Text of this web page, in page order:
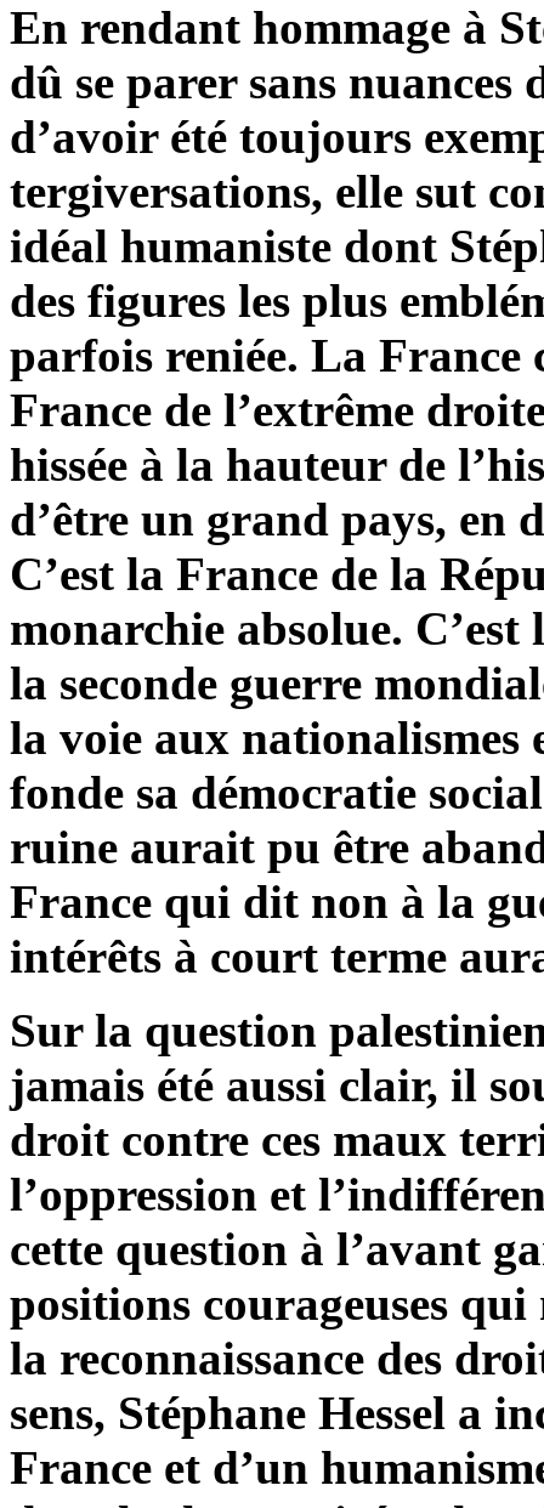
En rendant hommage à
dû se parer sans
d’avoir été toujours
tergiversations, elle sut
idéal humaniste dont
des figures les plus
parfois reniée. La France
France de l’extrême
hissée à la hauteur de
d’être un grand pays, en
C’est la France de la
monarchie absolue.
la seconde guerre
la voie aux nationalismes
fonde sa démocratie
ruine aurait pu être
France qui dit non à la
intérêts à court terme
Sur la question
jamais été aussi clair, il
droit contre ces maux
l’oppression et
cette question à l’avant
positions courageuses
la reconnaissance des
sens, Stéphane Hessel a
France et d’un